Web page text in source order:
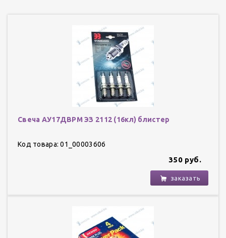
Свеча АУ17ДВРМ ЭЗ 2112 (16кл) блистер
Код товара: 01_00003606
350 руб.
заказать